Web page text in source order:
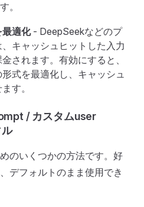
。
最適化- DeepSeekなどのプ
キャッシュヒットした入力
されます。有効にすると、
式を最適化し、キャッシュ
す。
/ カスタムuser
のいくつかの方法です。好
デフォルトのまま使用でき